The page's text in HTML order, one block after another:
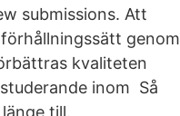
submissions. Att
genom
kvaliteten
inom Så
till.